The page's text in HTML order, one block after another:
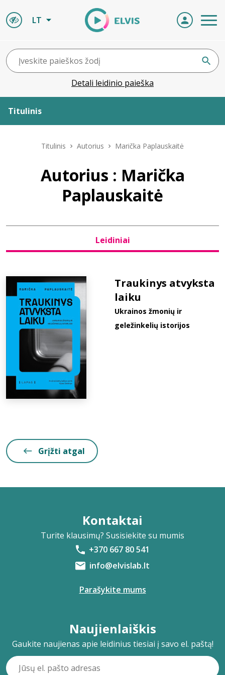
LT
Detali leidinio paieška
Titulinis
ELVIS atvyksta
Naujienos
Bibliotekoms
D.U.K.
+370 667 80 541
Titulinis Autorius Marička Paplauskaitė
Autorius : Marička
Paplauskaitė
Leidiniai
Traukinys atvyksta
laiku
Ukrainos žmonių ir
geležinkelių istorijos
Grįžti atgal
Kontaktai
Turite klausimų? Susisiekite su mumis
+370 667 80 541
info@elvislab.lt
Parašykite mums
Naujienlaiškis
Gaukite naujienas apie leidinius tiesiai į savo el. paštą!